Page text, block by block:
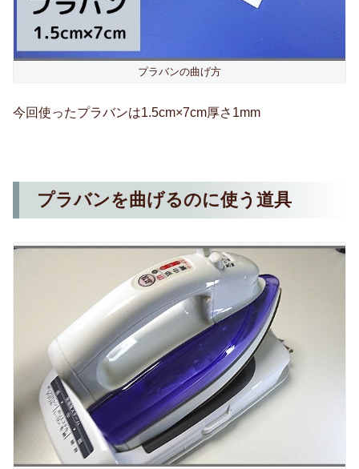
プラバンの曲げ方
今回使ったプラバンは1.5cm×7cm厚さ1mm
プラバンを曲げるのに使う道具